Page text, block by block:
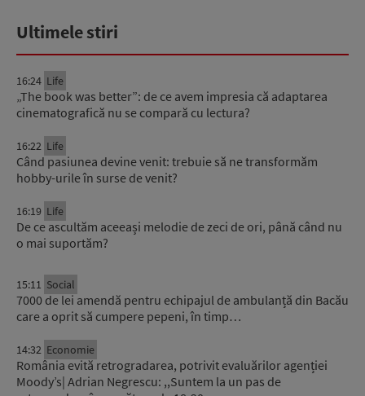
Ultimele stiri
16:24 Life
„The book was better”: de ce avem impresia că adaptarea
cinematografică nu se compară cu lectura?
16:22 Life
Când pasiunea devine venit: trebuie să ne transformăm
hobby-urile în surse de venit?
16:19 Life
De ce ascultăm aceeași melodie de zeci de ori, până când nu
o mai suportăm?
15:11 Social
7000 de lei amendă pentru echipajul de ambulanță din Bacău
care a oprit să cumpere pepeni, în timp…
14:32 Economie
România evită retrogradarea, potrivit evaluărilor agenției
Moody’s| Adrian Negrescu: ,,Suntem la un pas de